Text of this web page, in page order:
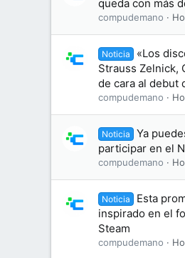
queda con más
compudemano
Noticia
«Los
Strauss Zelnick,
de cara al debut
compudemano
Noticia
Ya
participar en el
compudemano
Noticia
Esta
inspirado en el
Steam
compudemano